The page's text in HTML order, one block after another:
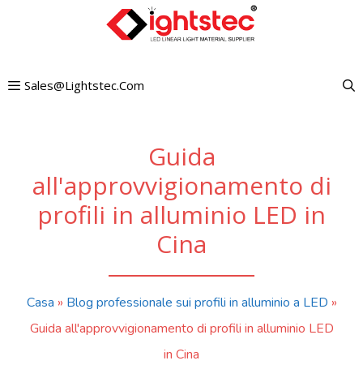
Sales@lightstec.com
Guida
all'approvvigionamento di
profili in alluminio LED in
Cina
Casa » Blog professionale sui profili in alluminio a LED »
Guida all'approvvigionamento di profili in alluminio LED
in Cina